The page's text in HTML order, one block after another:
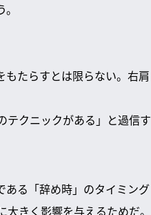
もたらすとは限らない。右肩
テクニックがある」と過信す
ある「辞め時」のタイミング
きく影響を与えるためだ。